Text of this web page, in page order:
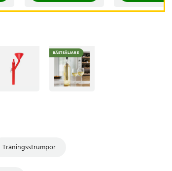
BÄSTSÄLJARE
Träningsstrumpor